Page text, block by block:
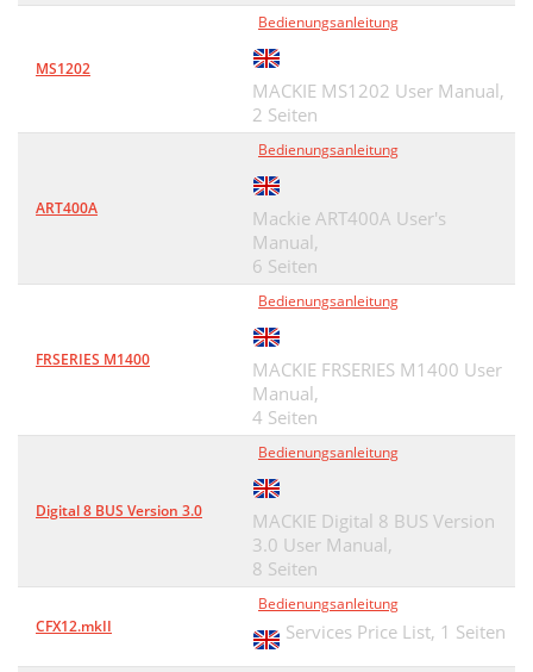
MS1202
Bedienungsanleitung
MACKIE MS1202 User Manual,
2 Seiten
ART400A
Bedienungsanleitung
Mackie ART400A User's
Manual,
6 Seiten
FRSERIES M1400
Bedienungsanleitung
MACKIE FRSERIES M1400 User
Manual,
4 Seiten
Digital 8 BUS Version 3.0
Bedienungsanleitung
MACKIE Digital 8 BUS Version
3.0 User Manual,
8 Seiten
CFX12.mkII
Bedienungsanleitung
Services Price List, 1 Seiten